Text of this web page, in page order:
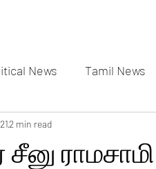
News Tamil News
2 min read